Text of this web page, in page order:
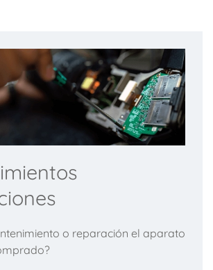
o reparación el aparato